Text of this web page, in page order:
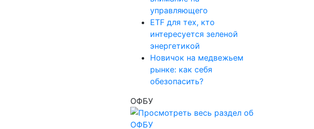
управляющего
ETF для тех, кто
интересуется зеленой
энергетикой
Новичок на медвежьем
рынке: как себя
обезопасить?
ОФБУ